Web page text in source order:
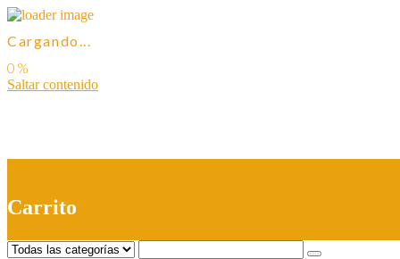
Cargando...
Saltar contenido
Carrito